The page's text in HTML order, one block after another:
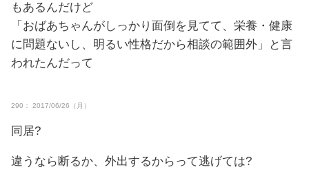
もあるんだけど
「おばあちゃんがしっかり面倒を見てて、栄養・健康
に問題ないし、明るい性格だから相談の範囲外」と言
われたんだって
290： 2017/06/26（月）
同居?
違うなら断るか、外出するからって逃げては?